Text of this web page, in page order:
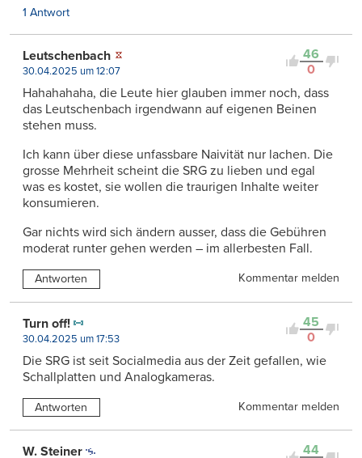
1 Antwort
46
0
Leutschenbach
30.04.2025 um 12:07
Hahahahaha, die Leute hier glauben immer noch, dass
das Leutschenbach irgendwann auf eigenen Beinen
stehen muss.
Ich kann über diese unfassbare Naivität nur lachen. Die
grosse Mehrheit scheint die SRG zu lieben und egal
was es kostet, sie wollen die traurigen Inhalte weiter
konsumieren.
Gar nichts wird sich ändern ausser, dass die Gebühren
moderat runter gehen werden – im allerbesten Fall.
Antworten Kommentar melden
45
0
Turn off!
30.04.2025 um 17:53
Die SRG ist seit Socialmedia aus der Zeit gefallen, wie
Schallplatten und Analogkameras.
Antworten Kommentar melden
44
W. Steiner